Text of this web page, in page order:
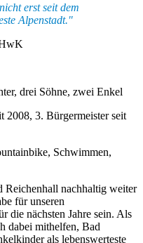
erst seit dem
Alpenstadt."
drei Söhne, zwei Enkel
2008, 3. Bürgermeister seit
Schwimmen,
Reichenhall nachhaltig weiter
für unseren
die nächsten Jahre sein. Als
dabei mithelfen, Bad
als lebenswerteste